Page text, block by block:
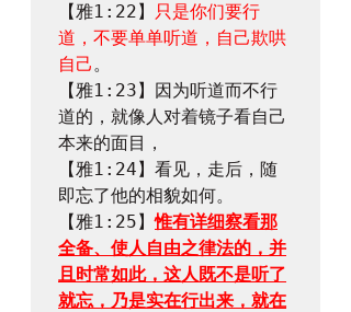
【雅1:22】
只是你们要行
道，不要单单听道，自己欺哄
自己。
【雅1:23】因为听道而不行
道的，就像人对着镜子看自己
本来的面目，
【雅1:24】看见，走后，随
即忘了他的相貌如何。
【雅1:25】惟有详细察看那
全备、使人自由之律法的，并
且时常如此，这人既不是听了
就忘，乃是实在行出来，就在